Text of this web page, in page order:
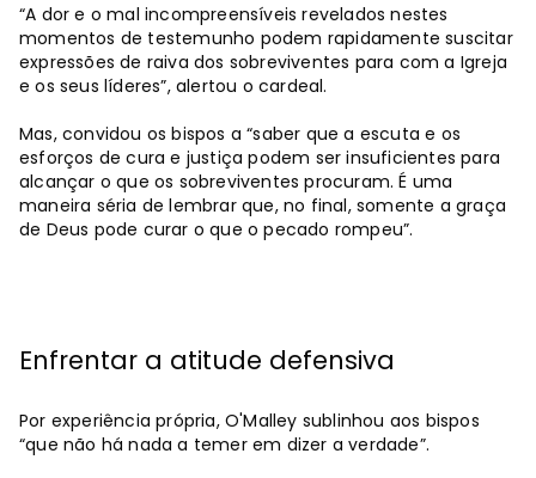
“A dor e o mal incompreensíveis revelados nestes
momentos de testemunho podem rapidamente suscitar
expressões de raiva dos sobreviventes para com a Igreja
e os seus líderes”, alertou o cardeal.
Mas, convidou os bispos a “saber que a escuta e os
esforços de cura e justiça podem ser insuficientes para
alcançar o que os sobreviventes procuram. É uma
maneira séria de lembrar que, no final, somente a graça
de Deus pode curar o que o pecado rompeu”.
Enfrentar a atitude defensiva
Por experiência própria, O'Malley sublinhou aos bispos
“que não há nada a temer em dizer a verdade”.